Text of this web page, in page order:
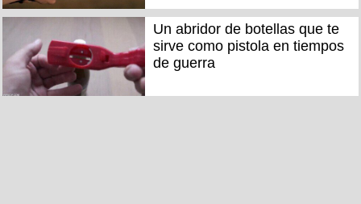
Un abridor de botellas que te
sirve como pistola en tiempos
de guerra